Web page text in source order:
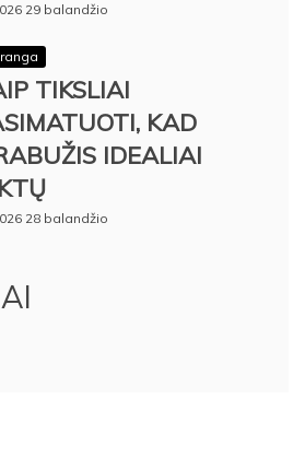
29 balandžio
TIKSLIAI
KAD
IDEALIAI
28 balandžio